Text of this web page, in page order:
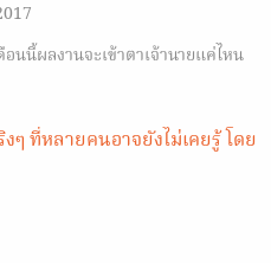
นี้ผลงานจะเข้าตาเจ้านายแค่ไหน